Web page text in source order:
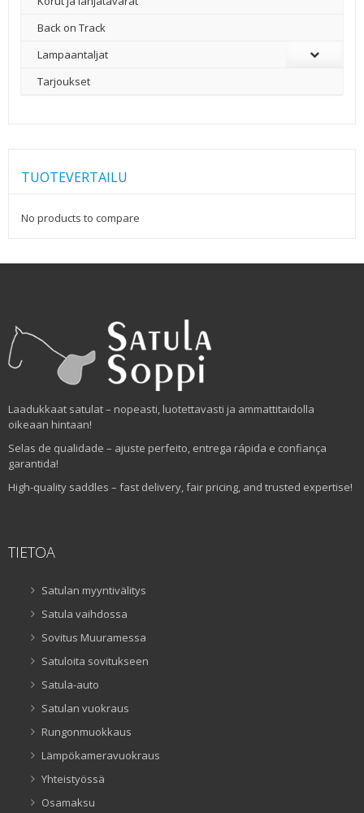
Back on Track
Lampaantaljat
Tarjoukset
TUOTEVERTAILU
No products to compare
Laadukkaat satulat – nopeasti, luotettavasti ja ammattitaidolla
oikeaan hintaan!
Selas de qualidade – ajuste perfeito, entrega rápida e confiança
garantida!
High-quality saddles – fast delivery, fair pricing, and trusted expertise!
TIETOA
Satulan myyntivälitys
Satula vaihdossa
Sovitus Muuramessa
Satuloita sovitukseen
Satula-auto
Satulan vuokraus
Rungonmuokkaus
Lämpökameravuokraus
Yhteistyössä
Osamaksu